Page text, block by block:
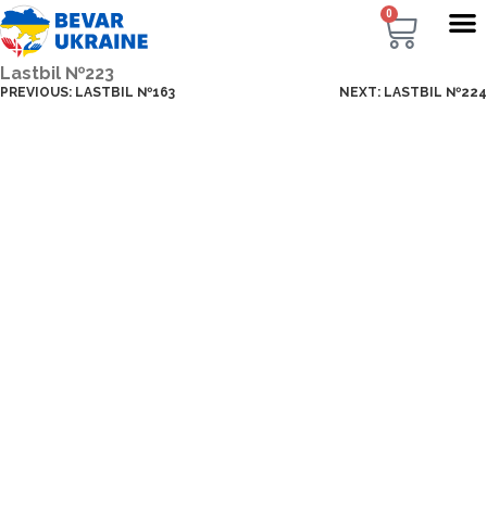
0
Lastbil №223
PREVIOUS: LASTBIL №163 NEXT: LASTBIL №224